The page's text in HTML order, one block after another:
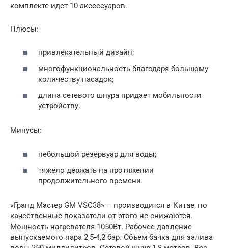
комплекте идет 10 аксессуаров.
Плюсы:
привлекательный дизайн;
многофункциональность благодаря большому
количеству насадок;
длина сетевого шнура придает мобильности
устройству.
Минусы:
небольшой резервуар для воды;
тяжело держать на протяжении
продолжительного времени.
«Гранд Мастер GM VSC38» – производится в Китае, но
качественные показатели от этого не снижаются.
Мощность нагревателя 1050Вт. Рабочее давление
выпускаемого пара 2,5-4,2 бар. Объем бачка для залива